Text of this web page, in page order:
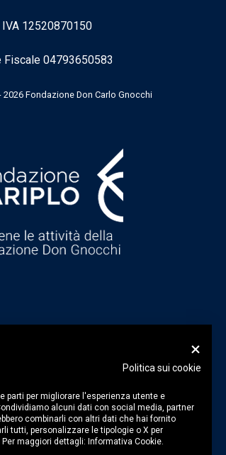
12520870150
Fiscale 04793650583
2026 Fondazione Don Carlo Gnocchi
Politica sui cookie
parti per migliorare l'esperienza utente e
alcuni dati con social media, partner
combinarli con altri dati che hai fornito
tutti, personalizzare le tipologie o X per
maggiori dettagli: Informativa Cookie.